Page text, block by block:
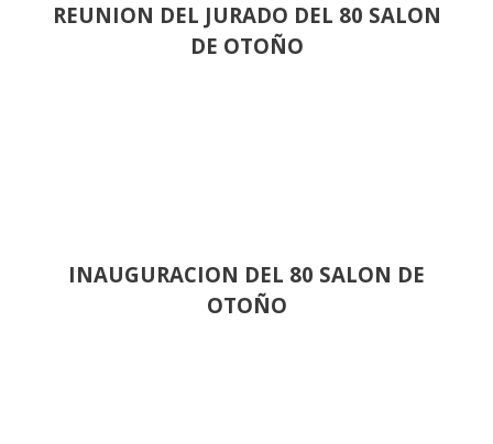
REUNION DEL JURADO DEL 80 SALON
DE OTOÑO
INAUGURACION DEL 80 SALON DE
OTOÑO